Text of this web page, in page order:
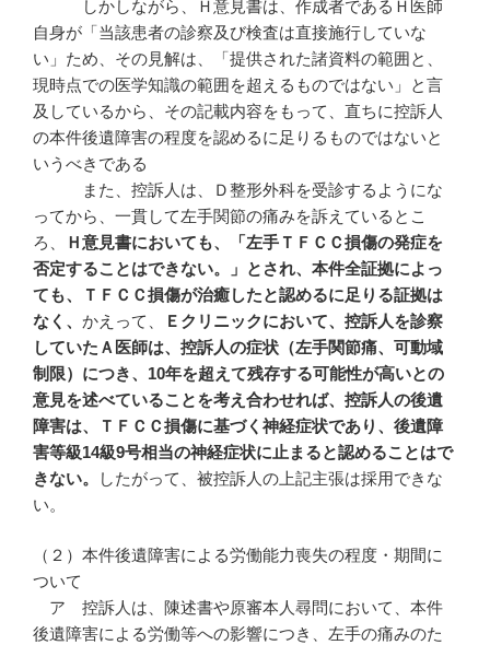
しかしながら、Ｈ意見書は、作成者であるＨ医師
自身が「当該患者の診察及び検査は直接施行していな
い」ため、その見解は、「提供された諸資料の範囲と、
現時点での医学知識の範囲を超えるものではない」と言
及しているから、その記載内容をもって、直ちに控訴人
の本件後遺障害の程度を認めるに足りるものではないと
いうべきである
また、控訴人は、Ｄ整形外科を受診するようにな
ってから、一貫して左手関節の痛みを訴えているとこ
ろ、
Ｈ意見書においても、「左手ＴＦＣＣ損傷の発症を
否定することはできない。」とされ、本件全証拠によっ
ても、ＴＦＣＣ損傷が治癒したと認めるに足りる証拠は
なく、 かえって、
Ｅクリニックにおいて、控訴人を診察
していたＡ医師は、控訴人の症状（左手関節痛、可動域
制限）につき、 10年を超えて残存する可能性が高いとの
意見を述べていることを考え合わせれば、控訴人の後遺
障害は、ＴＦＣＣ損傷に基づく神経症状であり、後遺障
害等級14級9号相当の神経症状に止まると認めることはで
きない。
したがって、被控訴人の上記主張は採用できな
い。
（２）本件後遺障害による労働能力喪失の程度・期間に
ついて
ア 控訴人は、陳述書や原審本人尋問において、本件
後遺障害による労働等への影響につき、左手の痛みのた